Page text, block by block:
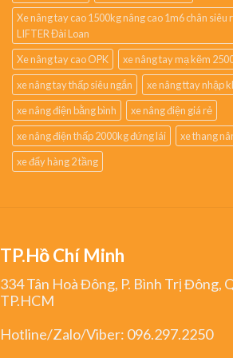
Xe nâng tay cao 1500kg nâng cao 1m6 chân
LIFTER Đài Loan
Xe nâng tay cao OPK
xe nâng tay mạ kẽm
xe nâng tay thấp siêu ngắn
xe nâng ttay nhập
xe nâng điện bằng bình
xe nâng điện giá rẻ
xe nâng điện thấp 2000kg đứng lái
xe thang
xe đẩy hàng 2 tầng
TP.Hồ Chí Minh
334 Tân Hoà Đông, P. Bình Trị Đông,
TP.HCM
Hotline/Zalo/Viber: 096.297.2250